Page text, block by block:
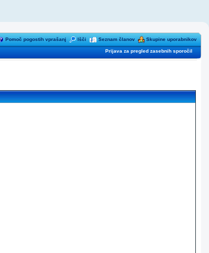
Pomoč pogostih vprašanj Išči Seznam članov Skupine uporabnikov
Prijava za pregled zasebnih sporočil